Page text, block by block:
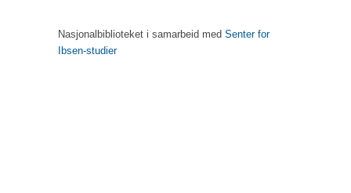
Nasjonalbiblioteket i samarbeid med Senter for
Ibsen-studier